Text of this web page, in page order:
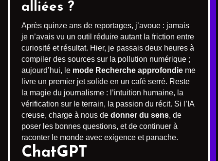
alliées ?
Après quinze ans de reportages, j’avoue : jamais
je n’avais vu un outil réduire autant la friction entre
curiosité et résultat. Hier, je passais deux heures à
compiler des sources sur la pollution numérique ;
aujourd’hui, le mode Recherche approfondie me
livre un premier jet solide en un café serré. Reste
la magie du journalisme : l’intuition humaine, la
vérification sur le terrain, la passion du récit. Si l’IA
creuse, charge à nous de donner du sens, de
poser les bonnes questions, et de continuer à
raconter le monde avec exigence et panache.
ChatGPT